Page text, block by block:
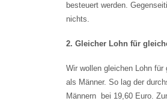
besteuert werden.
nichts.
2. Gleicher Lohn für
Wir wollen gleichen Lohn
als Männer. So lag der
Männern bei 19,60 Euro.